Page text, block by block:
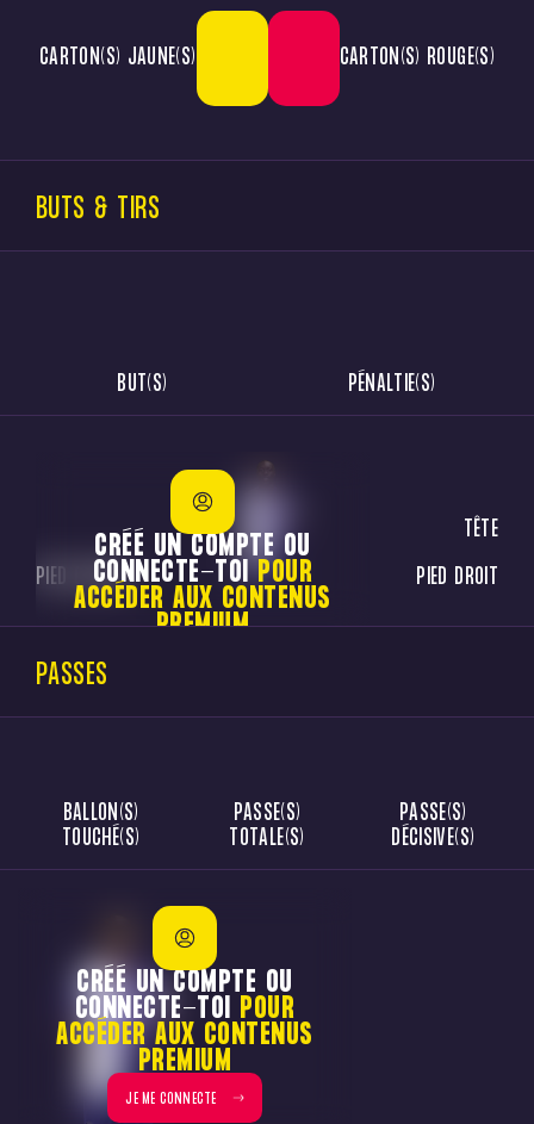
CARTON(S) JAUNE(S) CARTON(S) ROUGE(S)
PASSES
BALLON(S)
TOUCHÉ(S)
PASSE(S)
TOTALE(S)
PASSE(S)
DÉCISIVE(S)
CRÉÉ UN COMPTE OU
CONNECTE-TOI POUR
ACCÉDER AUX CONTENUS
PREMIUM
JE ME CONNECTE
BUTS & TIRS
BUT(S) PÉNALTIE(S)
TÊTE
PIED DROIT
PIED GAUCHE
CRÉÉ UN COMPTE OU
CONNECTE-TOIPOUR
ACCÉDER AUX CONTENUS
PREMIUM